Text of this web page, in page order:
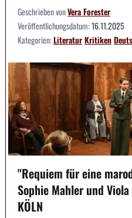
Geschrieben vonVera Forester
Veröffentlichungsdatum:16.11.2025
Kategorien:LiteraturKritiken
"Requiem für eine
Sophie Mahler und
KÖLN